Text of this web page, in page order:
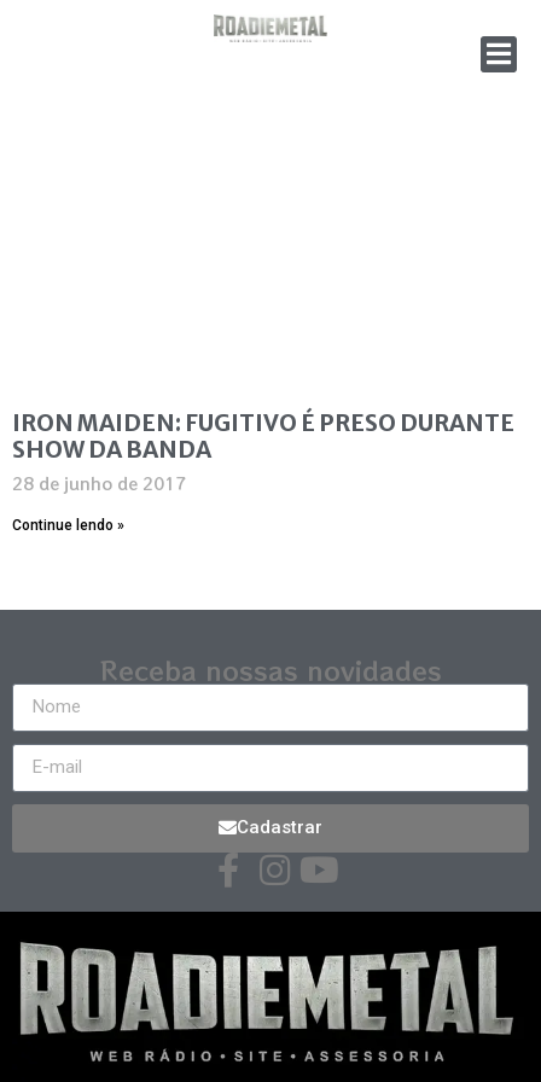
IRON MAIDEN: FUGITIVO É PRESO DURANTE
SHOW DA BANDA
28 de junho de 2017
Continue lendo »
Receba nossas novidades
Cadastrar